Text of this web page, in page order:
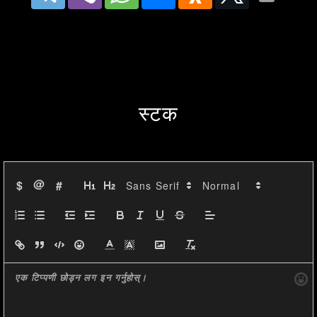
показал, что акция в основном
некоторые колебания, цена
стабильной. Свечи показывают
сочетание "малых" ценовых
движений, что может указывать
на неопределенность среди
инвесторов. Свечи часто
स्टक
$ @ #